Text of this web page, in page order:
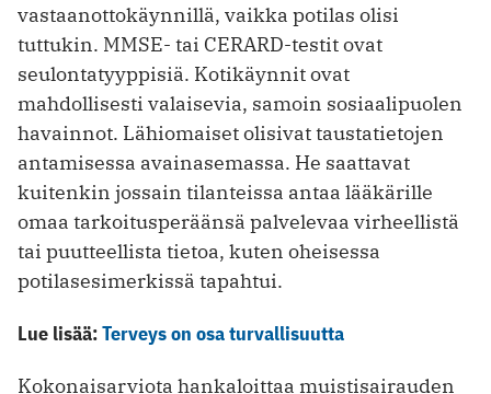
vastaanottokäynnillä, vaikka potilas olisi
tuttukin. MMSE- tai CERARD-testit ovat
seulontatyyppisiä. Kotikäynnit ovat
mahdollisesti valaisevia, samoin sosiaalipuolen
havainnot. Lähiomaiset olisivat taustatietojen
antamisessa avainasemassa. He saattavat
kuitenkin jossain tilanteissa antaa lääkärille
omaa tarkoitusperäänsä palvelevaa virheellistä
tai puutteellista tietoa, kuten oheisessa
potilasesimerkissä tapahtui.
Lue lisää:Terveys on osa turvallisuutta
Kokonaisarviota hankaloittaa muistisairauden